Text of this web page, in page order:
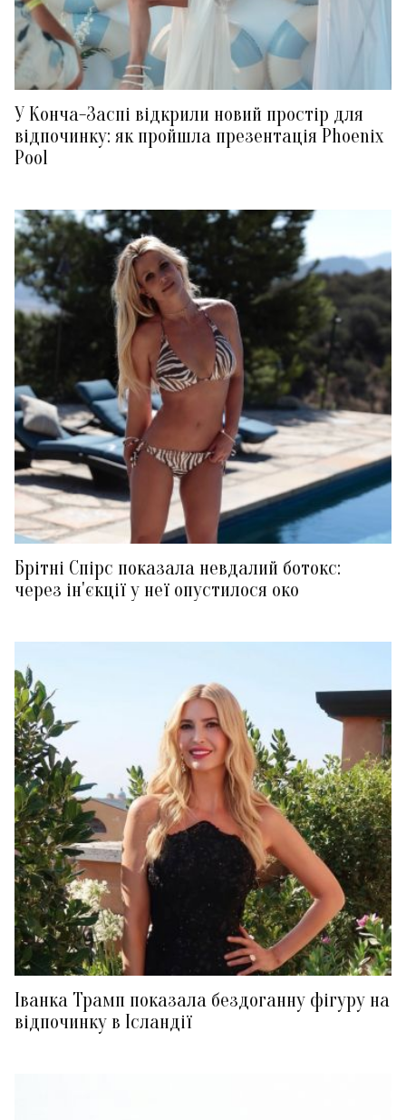
У Конча-Заспі відкрили новий простір для
відпочинку: як пройшла презентація Phoenix
Pool
Брітні Спірс показала невдалий ботокс:
через ін'єкції у неї опустилося око
Іванка Трамп показала бездоганну фігуру на
відпочинку в Ісландії